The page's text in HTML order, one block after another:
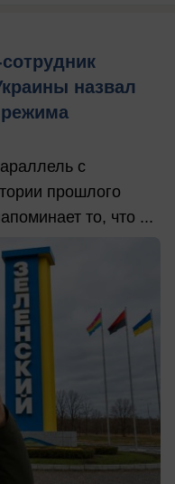
назвал
с
прошлого
то, что ...